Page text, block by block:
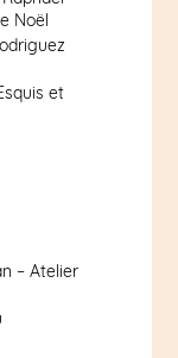
Noël
et
– Atelier